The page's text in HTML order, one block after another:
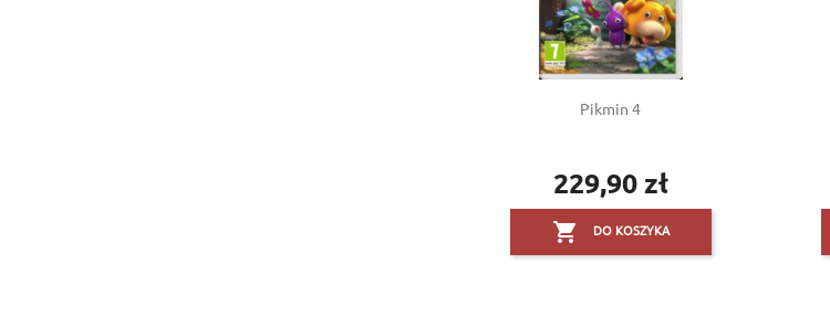
Pikmin 4
Cena
229,90 zł
 DO KOSZYKA